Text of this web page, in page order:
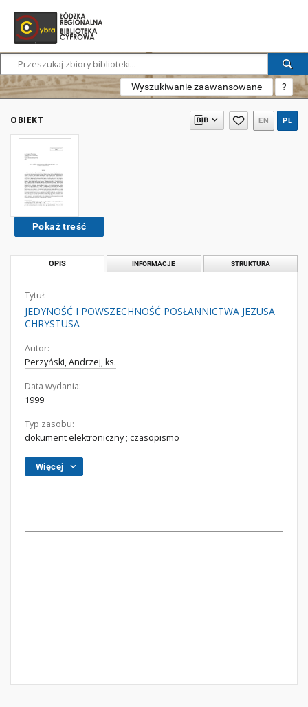
Wyszukiwanie zaawansowane ?
OBIEKT EN PL
Pokaż treść
OPIS INFORMACJE STRUKTURA
Tytuł:
JEDYNOŚĆ I POWSZECHNOŚĆ POSŁANNICTWA JEZUSA
CHRYSTUSA
Autor:
Perzyński, Andrzej, ks.
Data wydania:
1999
Typ zasobu:
dokument elektroniczny; czasopismo
Więcej